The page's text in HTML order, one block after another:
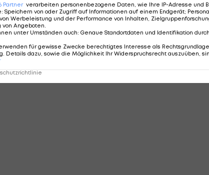
Partner verarbeiten personenbezogene Daten, wie Ihre IP-Adresse und
: Speichern von oder Zugriff auf Informationen auf einem Endgerät;
Werbeleistung und der Performance von Inhalten,
von Angeboten
unter Umständen auch: Genaue Standortdaten und Identifikation
für gewisse Zwecke berechtigtes Interesse als
Details dazu, sowie die Möglichkeit Ihr Widerspruchsrecht auszuüben,